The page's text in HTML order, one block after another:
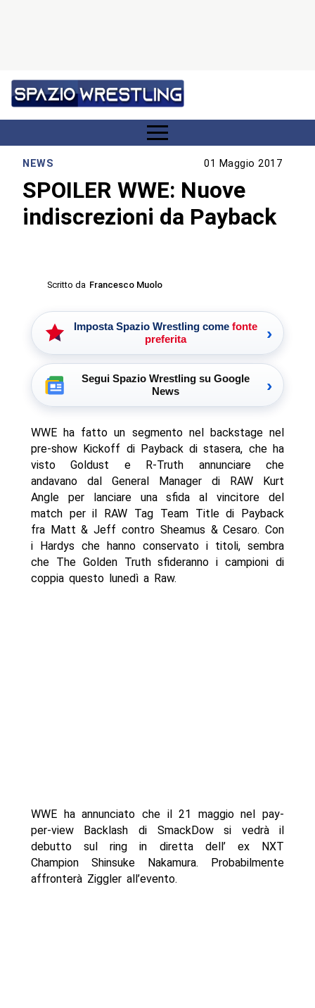
NEWS 01 Maggio 2017
SPOILER WWE: Nuove
indiscrezioni da Payback
Scritto da Francesco Muolo
Imposta Spazio Wrestling come fonte
preferita
›
Segui Spazio Wrestling su Google
News
›
WWE ha fatto un segmento nel backstage nel
pre-show Kickoff di Payback di stasera, che ha
visto Goldust e R-Truth annunciare che
andavano dal General Manager di RAW Kurt
Angle per lanciare una sfida al vincitore del
match per il RAW Tag Team Title di Payback
fra Matt & Jeff contro Sheamus & Cesaro. Con
i Hardys che hanno conservato i titoli, sembra
che The Golden Truth sfideranno i campioni di
coppia questo lunedì a Raw.
WWE ha annunciato che il 21 maggio nel pay-
per-view Backlash di SmackDow si vedrà il
debutto sul ring in diretta dell’ ex NXT
Champion Shinsuke Nakamura. Probabilmente
affronterà Ziggler all’evento.